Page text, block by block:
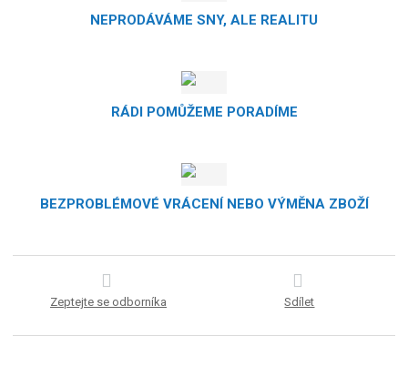
NEPRODÁVÁME SNY, ALE REALITU
RÁDI POMŮŽEME PORADÍME
BEZPROBLÉMOVÉ VRÁCENÍ NEBO VÝMĚNA ZBOŽÍ
Zeptejte se odborníka Sdílet